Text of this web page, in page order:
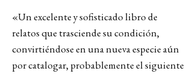
«Un excelente y sofisticado libro de
relatos que trasciende su condición,
convirtiéndose en una nueva especie aún
por catalogar, probablemente el siguiente